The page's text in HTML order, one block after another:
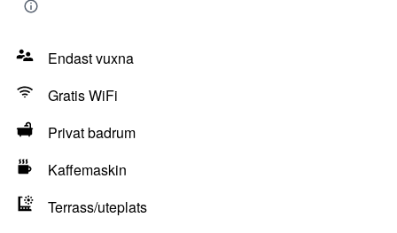
Endast vuxna
Gratis WiFi
Privat badrum
Kaffemaskin
Terrass/uteplats